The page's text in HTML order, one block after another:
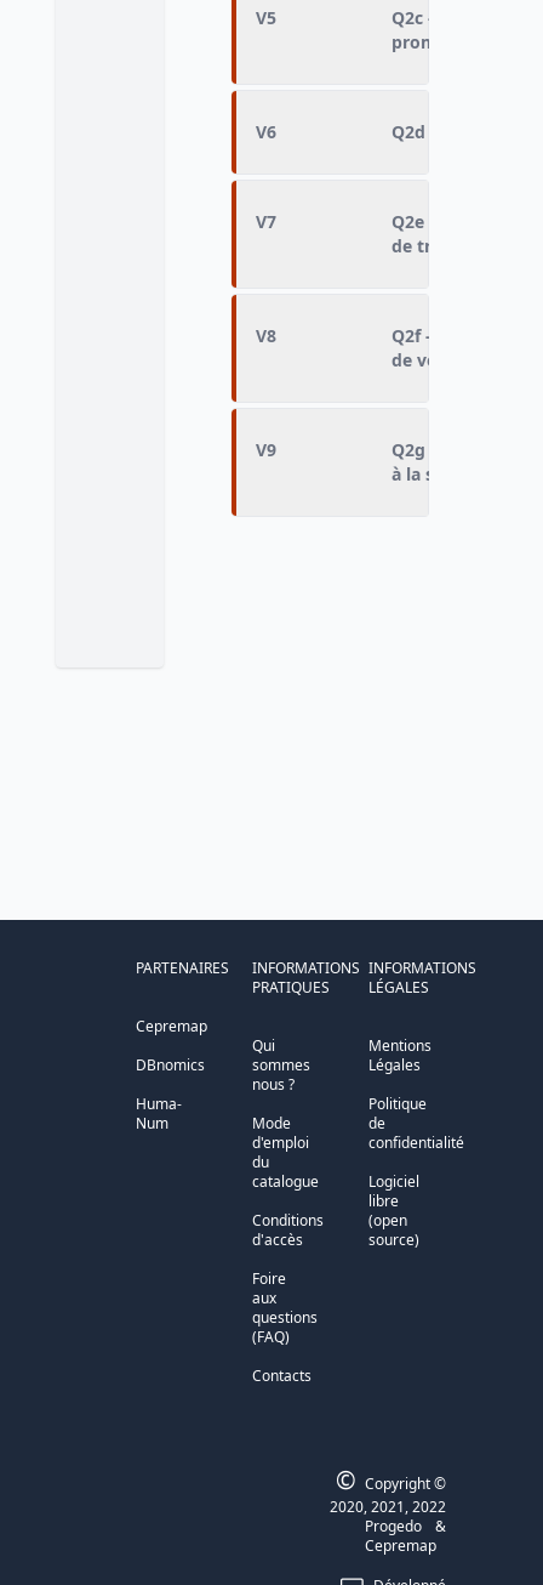
V5
Q2c -
promotion
V6 Q2d -
V7
Q2e -
de travailler de
V8
Q2f -
de venir en aide
V9
Q2g -
à la société
PARTENAIRES
Cepremap
DBnomics
Huma-
Num
INFORMATIONS
PRATIQUES
Qui
sommes
nous ?
Mode
d'emploi
du
catalogue
Conditions
d'accès
Foire
aux
questions
(FAQ)
Contacts
INFORMATIONS
LÉGALES
Mentions
Légales
Politique
de
confidentialité
Logiciel
libre
(open
source)
© Copyright ©
2020, 2021, 2022
Progedo
&
Cepremap